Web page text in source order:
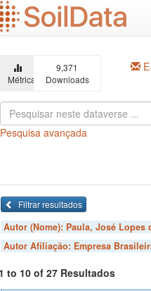
Ir
para
o
principal
Métricas
9,371
Downloads
Pesquisa avançada
Filtrar resultados
Autor (Nome): Paula, José Lopes
Autor Afiliação: Empresa
to 10 of 27 Resultados